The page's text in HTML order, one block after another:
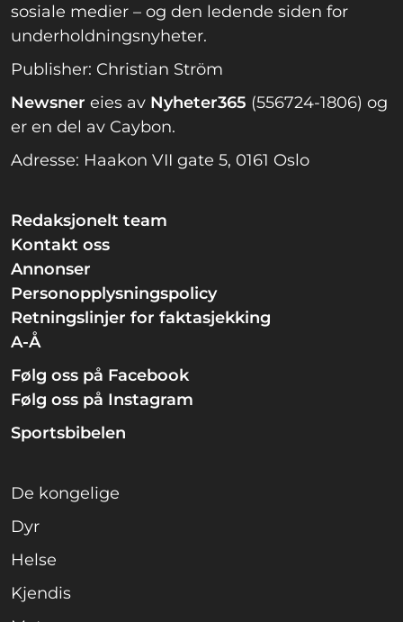
sosiale medier – og den ledende siden for
underholdningsnyheter.
Publisher: Christian Ström
Newsner eies av Nyheter365 (556724-1806) og
er en del av Caybon.
Adresse: Haakon VII gate 5, 0161 Oslo
Redaksjonelt team
Kontakt oss
Annonser
Personopplysningspolicy
Retningslinjer for faktasjekking
A-Å
Følg oss på Facebook
Følg oss på Instagram
Sportsbibelen
De kongelige
Dyr
Helse
Kjendis